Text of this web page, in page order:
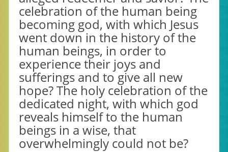
celebration of the human being
becoming god, with which Jesus
went down in the history of the
human beings, in order to
experience their joys and
sufferings and to give all new
hope? The holy celebration of the
dedicated night, with which god
reveals himself to the human
beings in a wise, that
overwhelmingly could not be?